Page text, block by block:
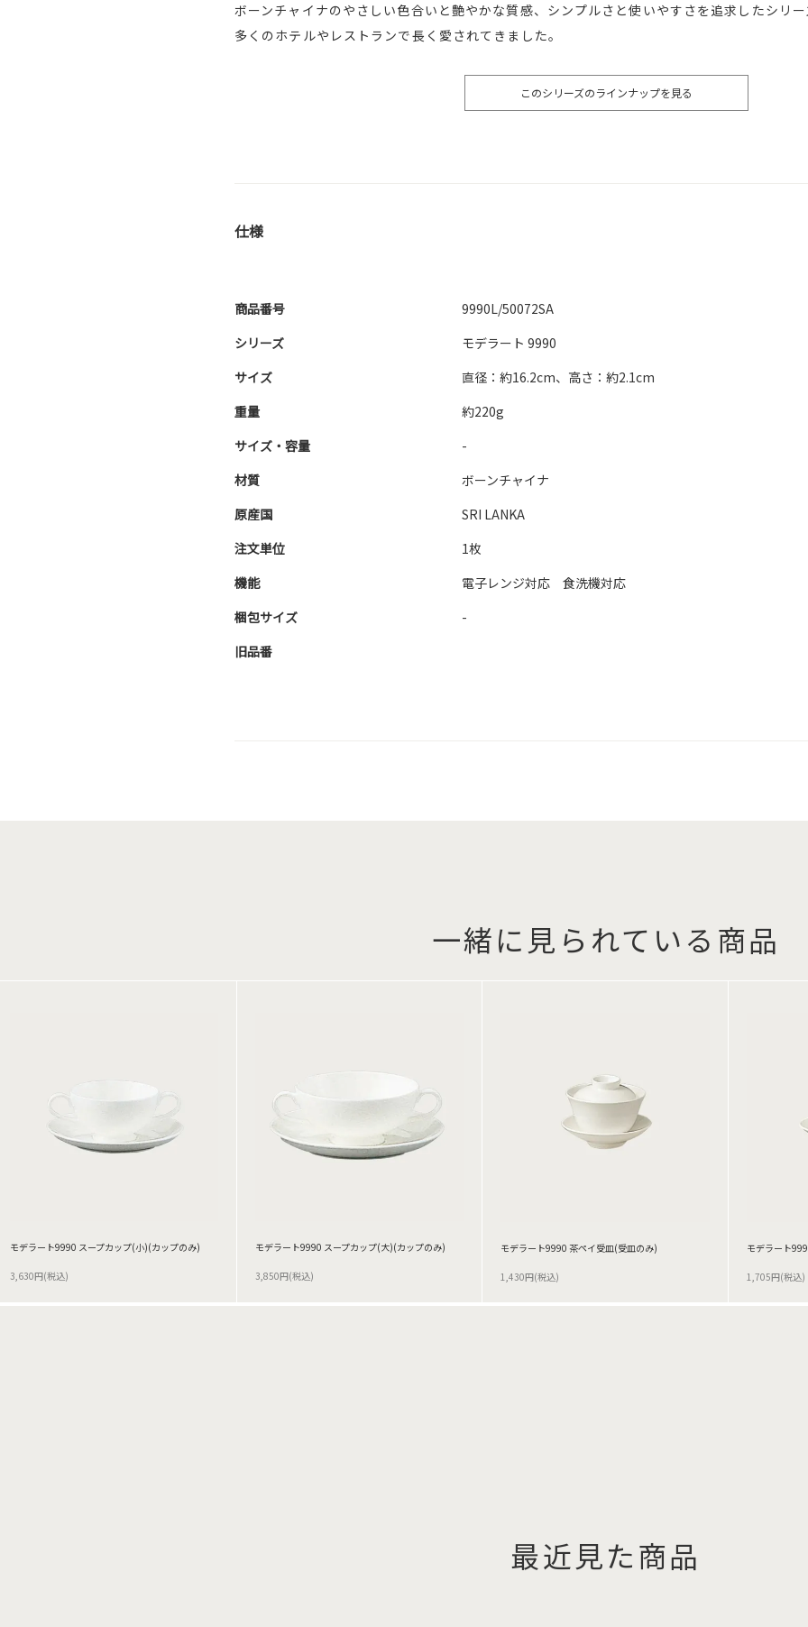
ボーンチャイナのやさしい色合いと艶やかな質感、シンプルさと使いやすさを追求したシリ
多くのホテルやレストランで長く愛されてきました。
このシリーズのラインナップを見る
仕様
商品番号
9990L/50072SA
シリーズ
モデラート 9990
サイズ
直径：約16.2cm、高さ：約2.1cm
重量
約220g
サイズ・容量
-
材質
ボーンチャイナ
原産国
SRI LANKA
注文単位
1枚
機能
電子レンジ対応 食洗機対応
梱包サイズ
-
旧品番
一緒に見られている商品
モデラート9990 スープカップ(小)(カップのみ)
3,630円(税込)
モデラート9990 スープカップ(大)(カップのみ)
3,850円(税込)
モデラート9990 茶ペイ受皿(受皿のみ)
1,430円(税込)
モデラート
1,705円(税込)
最近見た商品